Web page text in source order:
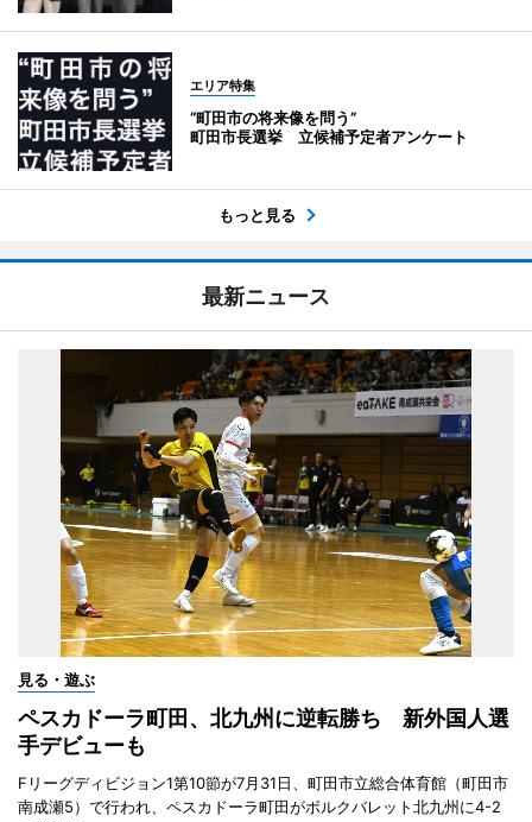
エリア特集
“町田市の将来像を問う”
町田市長選挙 立候補予定者アンケート
もっと見る
最新ニュース
見る・遊ぶ
ペスカドーラ町田、北九州に逆転勝ち 新外国人選
手デビューも
Fリーグディビジョン1第10節が7月31日、町田市立総合体育館（町田市
南成瀬5）で行われ、ペスカドーラ町田がボルクバレット北九州に4-2